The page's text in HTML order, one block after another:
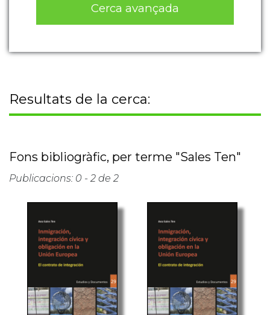
Cerca avançada
Resultats de la cerca:
Fons bibliogràfic, per terme "Sales Ten"
Publicacions: 0 - 2 de 2